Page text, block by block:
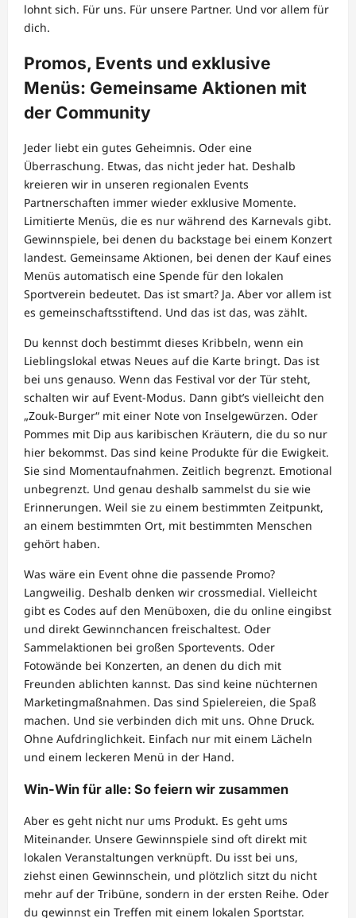
lohnt sich. Für uns. Für unsere Partner. Und vor allem für
dich.
Promos, Events und exklusive
Menüs: Gemeinsame Aktionen mit
der Community
Jeder liebt ein gutes Geheimnis. Oder eine
Überraschung. Etwas, das nicht jeder hat. Deshalb
kreieren wir in unseren regionalen Events
Partnerschaften immer wieder exklusive Momente.
Limitierte Menüs, die es nur während des Karnevals gibt.
Gewinnspiele, bei denen du backstage bei einem Konzert
landest. Gemeinsame Aktionen, bei denen der Kauf eines
Menüs automatisch eine Spende für den lokalen
Sportverein bedeutet. Das ist smart? Ja. Aber vor allem ist
es gemeinschaftsstiftend. Und das ist das, was zählt.
Du kennst doch bestimmt dieses Kribbeln, wenn ein
Lieblingslokal etwas Neues auf die Karte bringt. Das ist
bei uns genauso. Wenn das Festival vor der Tür steht,
schalten wir auf Event-Modus. Dann gibt’s vielleicht den
„Zouk-Burger“ mit einer Note von Inselgewürzen. Oder
Pommes mit Dip aus karibischen Kräutern, die du so nur
hier bekommst. Das sind keine Produkte für die Ewigkeit.
Sie sind Momentaufnahmen. Zeitlich begrenzt. Emotional
unbegrenzt. Und genau deshalb sammelst du sie wie
Erinnerungen. Weil sie zu einem bestimmten Zeitpunkt,
an einem bestimmten Ort, mit bestimmten Menschen
gehört haben.
Was wäre ein Event ohne die passende Promo?
Langweilig. Deshalb denken wir crossmedial. Vielleicht
gibt es Codes auf den Menüboxen, die du online eingibst
und direkt Gewinnchancen freischaltest. Oder
Sammelaktionen bei großen Sportevents. Oder
Fotowände bei Konzerten, an denen du dich mit
Freunden ablichten kannst. Das sind keine nüchternen
Marketingmaßnahmen. Das sind Spielereien, die Spaß
machen. Und sie verbinden dich mit uns. Ohne Druck.
Ohne Aufdringlichkeit. Einfach nur mit einem Lächeln
und einem leckeren Menü in der Hand.
Win-Win für alle: So feiern wir zusammen
Aber es geht nicht nur ums Produkt. Es geht ums
Miteinander. Unsere Gewinnspiele sind oft direkt mit
lokalen Veranstaltungen verknüpft. Du isst bei uns,
ziehst einen Gewinnschein, und plötzlich sitzt du nicht
mehr auf der Tribüne, sondern in der ersten Reihe. Oder
du gewinnst ein Treffen mit einem lokalen Sportstar.